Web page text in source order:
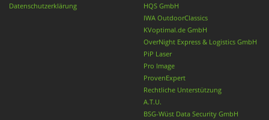
Datenschutzerklärung
HQS GmbH
IWA OutdoorClassics
KVoptimal.de GmbH
OverNight Express & Logistics GmbH
PiP Laser
Pro Image
ProvenExpert
Rechtliche Unterstützung
A.T.U.
BSG-Wüst Data Security GmbH